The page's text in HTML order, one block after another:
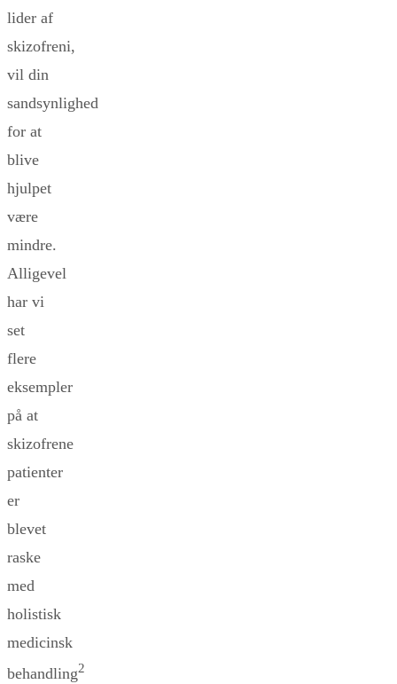
lider af
skizofreni,
vil din
sandsynlighed
for at
blive
hjulpet
være
mindre.
Alligevel
har vi
set
flere
eksempler
på at
skizofrene
patienter
er
blevet
raske
med
holistisk
medicinsk
behandling2